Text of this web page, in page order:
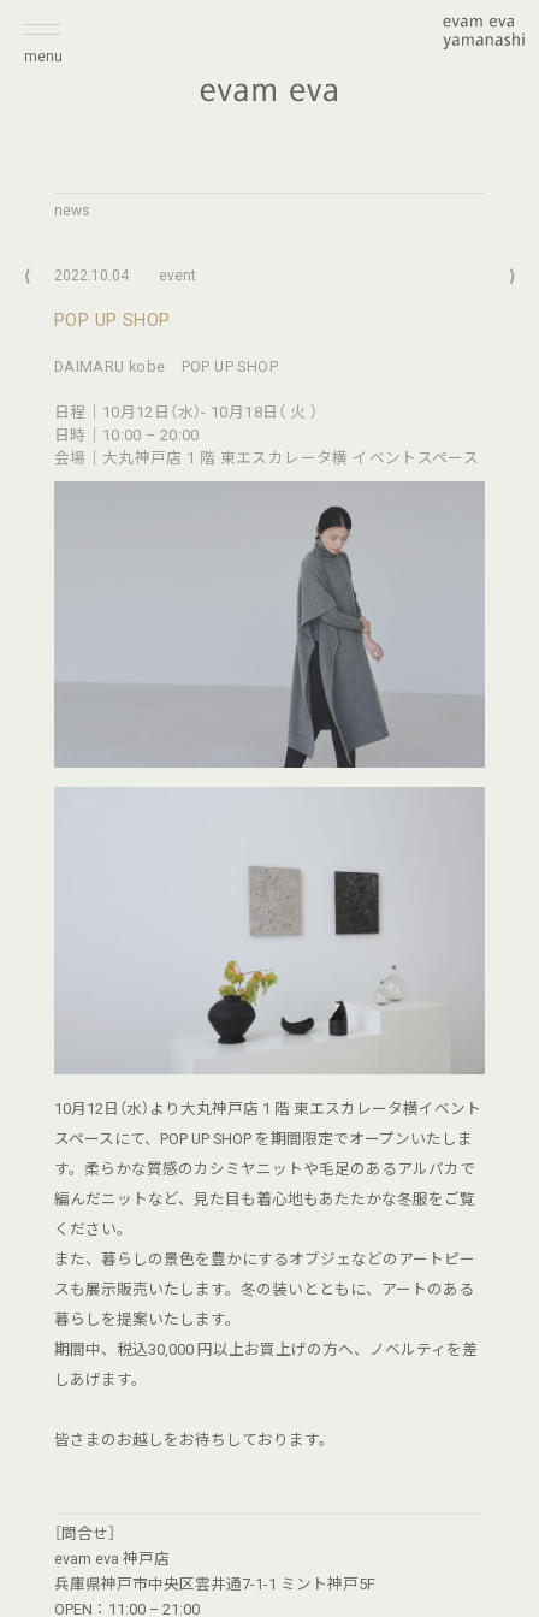
menu
news
⟨ 2022.10.04 event
POP UP SHOP
DAIMARU kobe POP UP SHOP
日程｜10月12日（水）- 10月18日（ 火 ）
日時｜10:00 – 20:00
会場｜大丸神戸店 1 階 東エスカレータ横 イベントスペース
10月12日（水）より大丸神戸店 1 階 東エスカレータ横イベント
スペースにて、POP UP SHOP を期間限定でオープンいたしま
す。柔らかな質感のカシミヤニットや毛足のあるアルパカで
編んだニットなど、見た目も着心地もあたたかな冬服をご覧
ください。
また、暮らしの景色を豊かにするオブジェなどのアートピー
スも展示販売いたします。冬の装いとともに、アートのある
暮らしを提案いたします。
期間中、税込30,000 円以上お買上げの方へ、ノベルティを差
しあげます。
皆さまのお越しをお待ちしております。
［問合せ］
evam eva 神戸店
兵庫県神戸市中央区雲井通7-1-1 ミント神戸5F
OPEN：11:00 – 21:00
⟩